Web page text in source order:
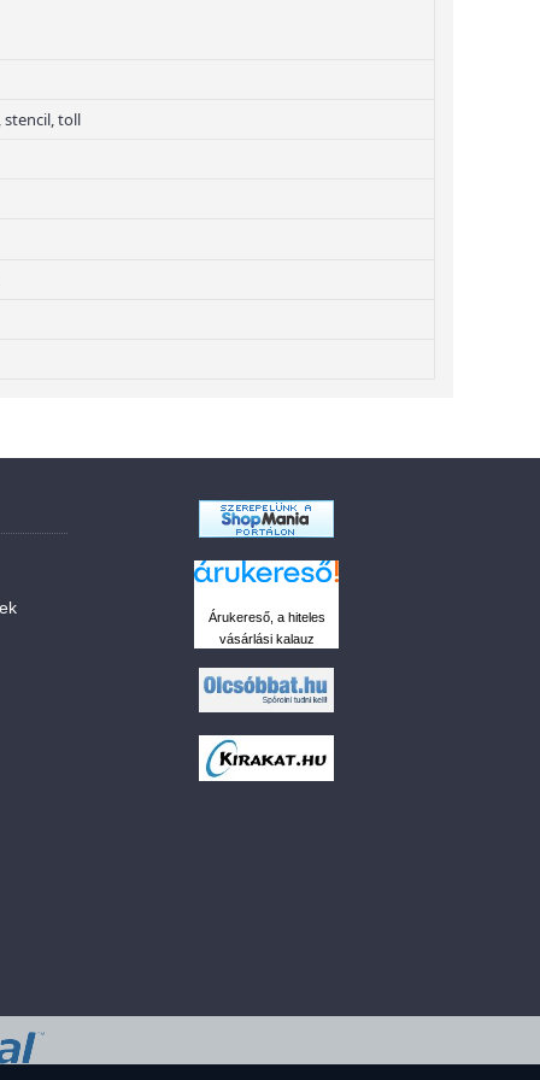
stencil, toll
Árukereső, a hiteles
vásárlási kalauz